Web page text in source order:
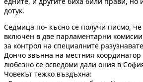
дотук.
Седмица по- късно се получи писмо,
включен в две парламентарни комисии
за контрол на специалните
Дончо звънна на местния координатор
любезно се осведоми дали ония в
Човекът тежко въздъхна: